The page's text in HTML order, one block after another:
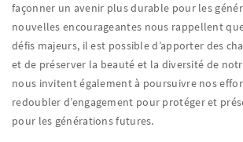
façonner un avenir plus durable pour les
nouvelles encourageantes nous rappellent
défis majeurs, il est possible d’apporter des
et de préserver la beauté et la diversité de
nous invitent également à poursuivre nos
redoubler d’engagement pour protéger et
pour les générations futures.